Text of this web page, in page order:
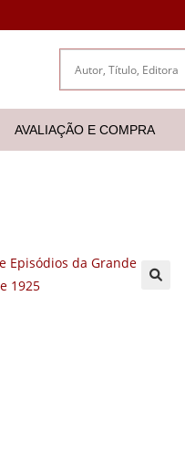
AVALIAÇÃO E COMPRA